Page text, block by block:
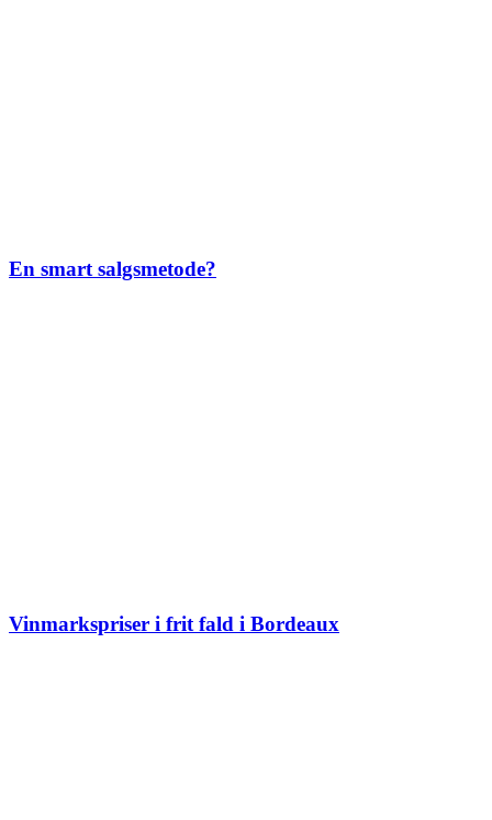
En smart salgsmetode?
Vinmarkspriser i frit fald i Bordeaux